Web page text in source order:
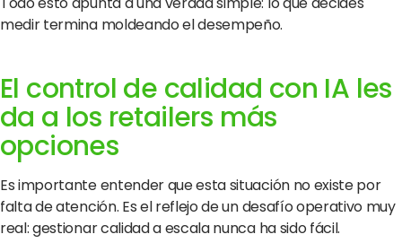
medir termina moldeando el desempeño.
El control de calidad con IA les
da a los retailers más
opciones
Es importante entender que esta situación no existe por
falta de atención. Es el reflejo de un desafío operativo muy
real: gestionar calidad a escala nunca ha sido fácil.